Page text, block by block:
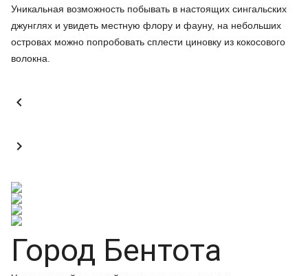
Уникальная возможность побывать в настоящих сингальских
джунглях и увидеть местную флору и фауну, на небольших
островах можно попробовать сплести циновку из кокосового
волокна.


Город Бентота